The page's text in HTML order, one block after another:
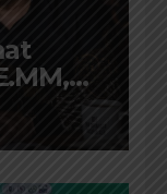
Ikom